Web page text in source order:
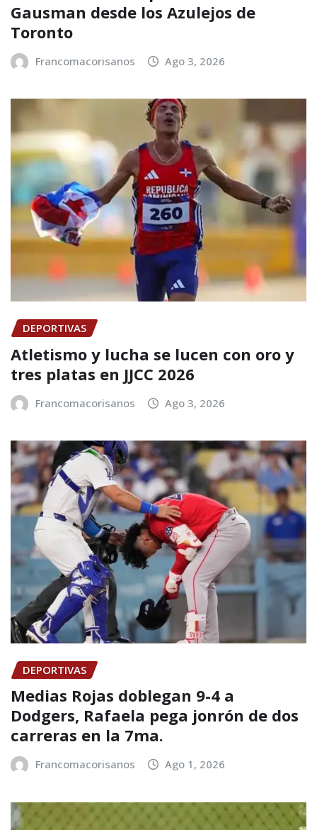
Gausman desde los Azulejos de
Toronto
Francomacorisanos Ago 3, 2026
DEPORTIVAS
Atletismo y lucha se lucen con oro y
tres platas en JJCC 2026
Francomacorisanos Ago 3, 2026
DEPORTIVAS
Medias Rojas doblegan 9-4 a
Dodgers, Rafaela pega jonrón de dos
carreras en la 7ma.
Francomacorisanos Ago 1, 2026